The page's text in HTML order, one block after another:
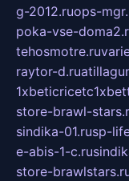
g-2012.ruops-
poka-vse-
tehosmotre.ru
raytor-d.ru
store-brawl-
sindika-01.rusp-
e-abis-1-c.ru
store-